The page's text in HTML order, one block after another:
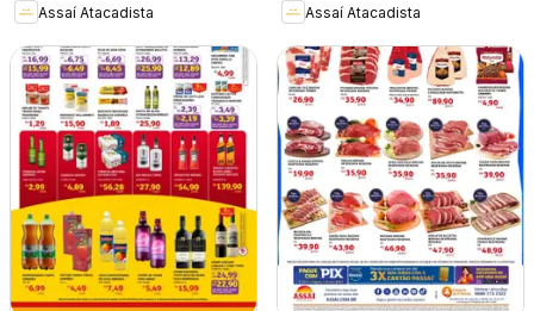
Assaí Atacadista
Assaí Atacadista